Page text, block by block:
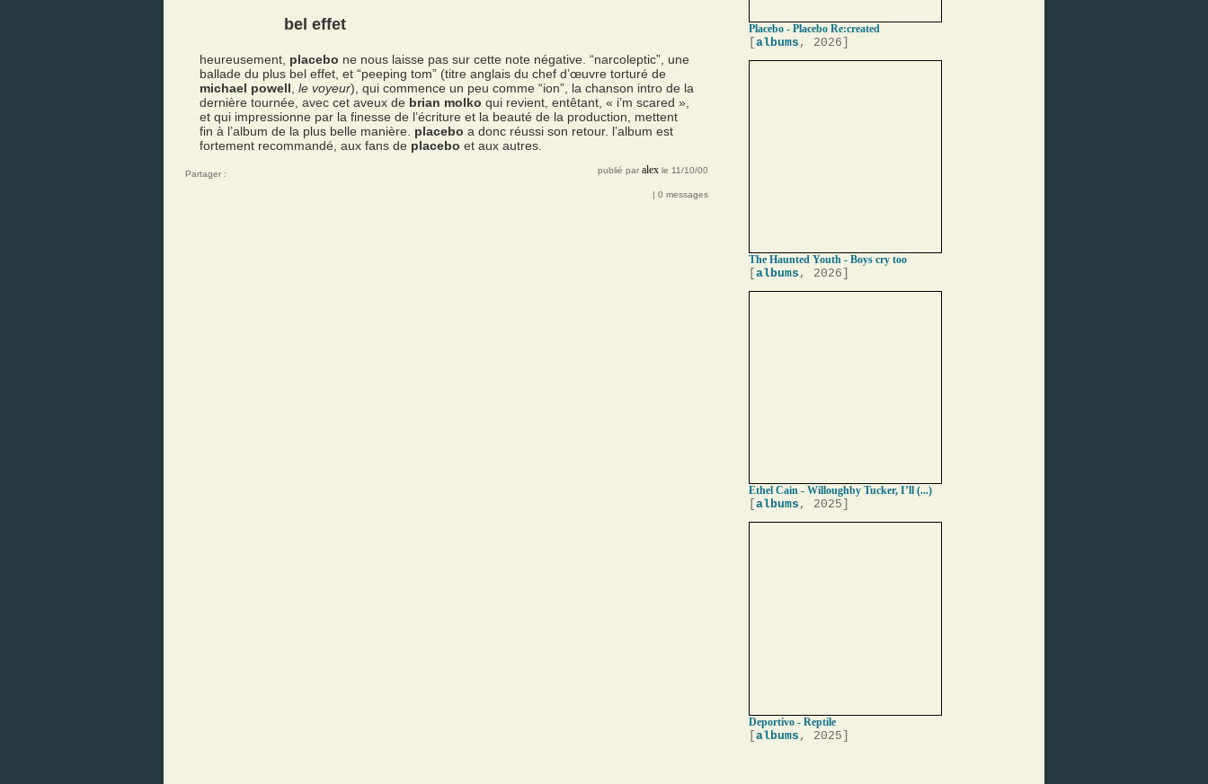
bel effet
heureusement, placebo ne nous laisse pas sur cette note négative. “narcoleptic”, une
ballade du plus bel effet, et “peeping tom” (titre anglais du chef d’œuvre torturé de
michael powell le voyeur), qui commence un peu comme “ion”, la chanson intro de la
dernière tournée, avec cet aveux de brian molko qui revient, entêtant, « i’m scared »,
et qui impressionne par la finesse de l’écriture et la beauté de la production, mettent
fin à l’album de la plus belle manière. placebo a donc réussi son retour. l’album est
fortement recommandé, aux fans de placebo et aux autres.
Partager : publié par alex le 11/10/00
| 0 messages
Placebo - Placebo Re:created
albums , 2026]
The Haunted Youth - Boys cry too
albums , 2026]
Ethel Cain - Willoughby Tucker, I’ll (...)
albums , 2025]
Deportivo - Reptile
albums , 2025]